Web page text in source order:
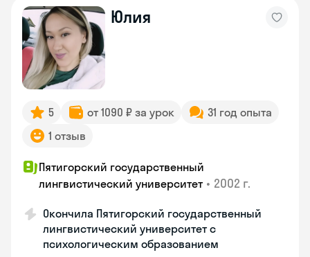
Юлия
5 от 1090 ₽ за урок
31 год опыта
1 отзыв
Пятигорский государственный
лингвистический университет • 2002 г.
Окончила Пятигорский государственный
лингвистический университет с
психологическим образованием